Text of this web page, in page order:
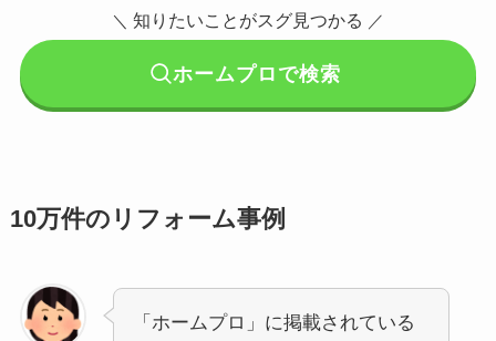
＼ 知りたいことがスグ見つかる ／
ホームプロで検索
10万件のリフォーム事例
「ホームプロ」に掲載されている